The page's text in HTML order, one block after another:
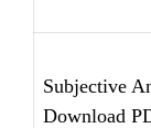
Subjective
Download